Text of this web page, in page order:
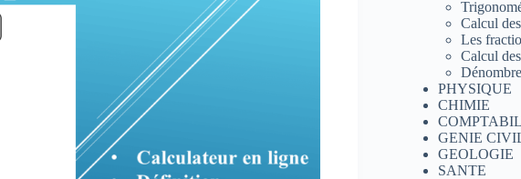
Calcul
Les
Calcul
PHYSIQUE
CHIMIE
GENIE
GEOLOGIE
SANTE